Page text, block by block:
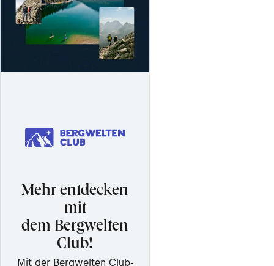
Mehr entdecken
mit
dem Bergwelten
Club!
Mit der Bergwelten Club-